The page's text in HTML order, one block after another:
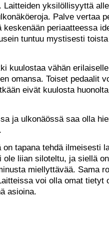
Laitteiden yksilöllisyyttä
Palve vertaa
periaatteessa
tuntuu mystisesti toista
kuulostaa vähän
omansa. Toiset pedaalit
eivät kuulosta
ja ulkonäössä saa olla
tapana tehdä ilmeisesti
ole liian siloteltu, ja siellä
miellyttävää. Sama
voi olla omat tietyt
asioina.